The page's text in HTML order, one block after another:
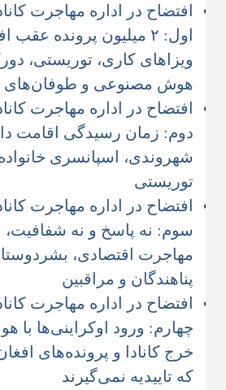
افتضاح در اداره مهاجرت
اول: ۲ میلیون پرونده عقب
ویزاهای کاری، توریستی،
هوش مصنوعی و طوفان‌های
افتضاح در اداره مهاجرت
دوم: زمان رسیدگی اقامت
شهروندی، اسپانسری
توریستی
افتضاح در اداره مهاجرت
سوم: نه پاسخ و نه شفافیت،
مهاجرت اقتصادی،
پناهندگان و مراقبین
افتضاح در اداره مهاجرت
چهارم: ورود اوکراینی‌ها با
خرج کانادا و پرونده‌های
که تاییدیه نمی‌گیرند